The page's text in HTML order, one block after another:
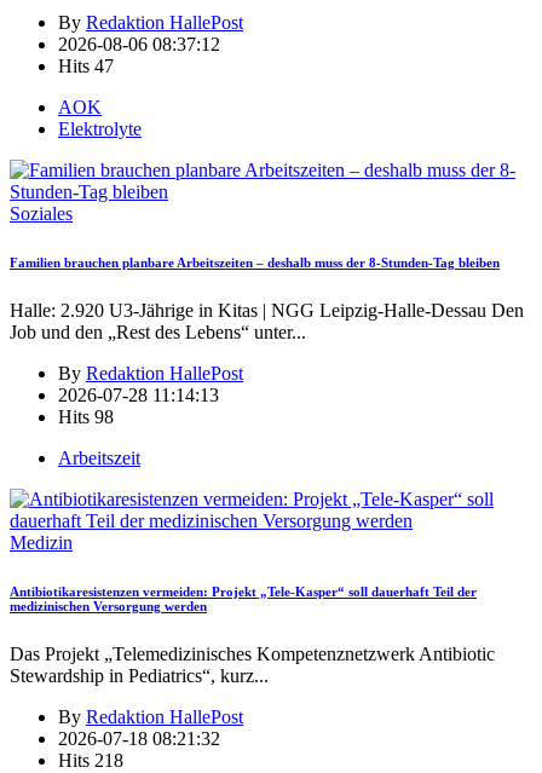
By Redaktion HallePost
2026-08-06 08:37:12
Hits 47
AOK
Elektrolyte
Soziales
Familien brauchen planbare Arbeitszeiten – deshalb muss der 8-Stunden-Tag bleiben
Halle: 2.920 U3-Jährige in Kitas | NGG Leipzig-Halle-Dessau Den
Job und den „Rest des Lebens“ unter...
By Redaktion HallePost
2026-07-28 11:14:13
Hits 98
Arbeitszeit
Medizin
Antibiotikaresistenzen vermeiden: Projekt „Tele-Kasper“ soll dauerhaft Teil der
medizinischen Versorgung werden
Das Projekt „Telemedizinisches Kompetenznetzwerk Antibiotic
Stewardship in Pediatrics“, kurz...
By Redaktion HallePost
2026-07-18 08:21:32
Hits 218